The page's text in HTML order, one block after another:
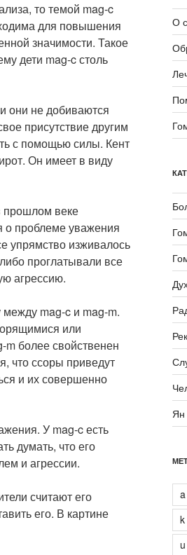
то темой mag-c
для повышения
значимости. Такое
дети mag-c столь
они не добиваются
присутствие другим
с помощью силы. Кент
Он имеет в виду
прошлом веке
о проблеме уважения
упрямство изживалось
проглатывали все
агрессию.
mag-c и mag-m.
или
более свойственен
что ссоры приведут
и их совершенно
У mag-c есть
думать, что его
и агрессии.
считают его
его. В картине
О
Ян
a
k
u